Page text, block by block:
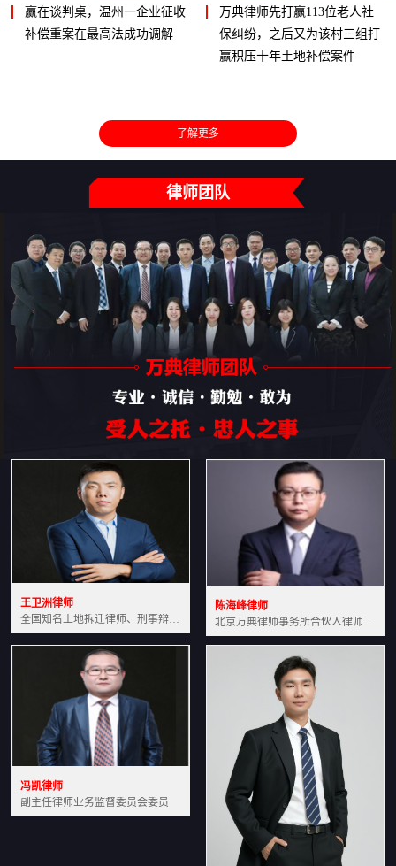
赢在谈判桌，温州一企业征收
补偿重案在最高法成功调解
万典律师先打赢113位老人社
保纠纷，之后又为该村三组打
赢积压十年土地补偿案件
了解更多
律师团队
王卫洲律师
全国知名土地拆迁律师、刑事辩护律师北京万典律师事务所主任中国法学会会员北京市行政法研究会理事
陈海峰律师
北京万典律师事务所合伙人律师土地房产专业资深律师
冯凯律师
副主任律师业务监督委员会委员